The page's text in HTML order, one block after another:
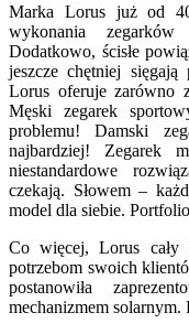
Marka Lorus już od
wykonania
Dodatkowo, ścisłe
jeszcze chętniej
Lorus oferuje zarówno
Męski zegarek
problemu! Damski
najbardziej! Zegarek
niestandardowe
czekają. Słowem –
model dla siebie.
Co więcej, Lorus
potrzebom swoich
postanowiła
mechanizmem